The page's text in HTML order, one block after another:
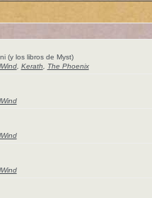
(y los libros de Myst)
, Kerath The Phoenix